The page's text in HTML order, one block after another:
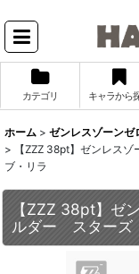
カテゴリ キャラから
ホーム > ゼンレスゾーンゼ
>
【ZZZ 38pt】ゼンレス
ブ・リラ
【ZZZ 38pt】
ルダー スターズ